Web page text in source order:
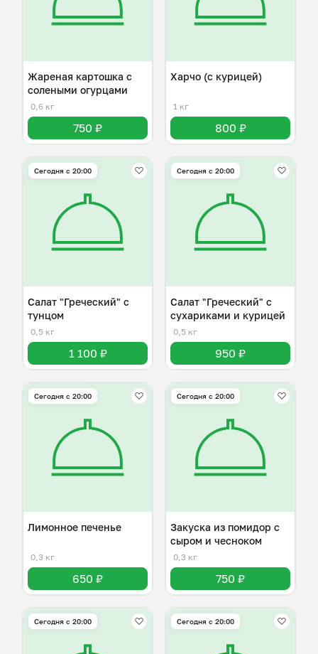
Жареная картошка с
солеными огурцами
0,6 кг
750 ₽
Харчо (с курицей)
1 кг
800 ₽
Сегодня с 20:00
Салат "Греческий" с
тунцом
0,5 кг
1 100 ₽
Сегодня с 20:00
Салат "Греческий" с
сухариками и курицей
0,5 кг
950 ₽
Сегодня с 20:00
Лимонное печенье
0,3 кг
650 ₽
Сегодня с 20:00
Закуска из помидор с
сыром и чесноком
0,3 кг
750 ₽
Сегодня с 20:00 Сегодня с 20:00